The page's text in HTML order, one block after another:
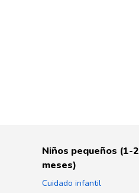
Niños pequeños (1-2
meses)
Cuidado infantil